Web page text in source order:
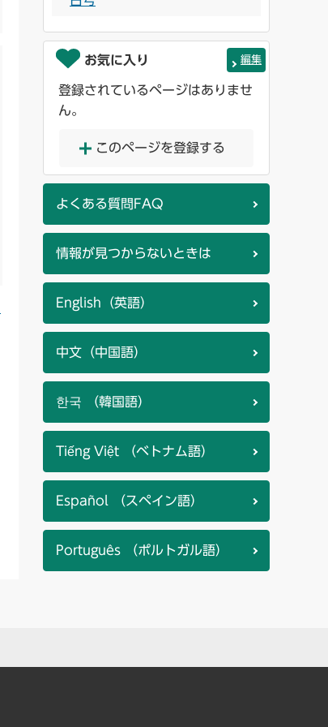
お気に入り 編集
登録されているページはありませ
ん。
このページを登録する
よくある質問FAQ
情報が見つからないときは
English（英語）
中文（中国語）
한국 （韓国語）
Tiếng Việt （ベトナム語）
Español （スペイン語）
Português （ポルトガル語）